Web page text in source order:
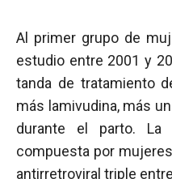
Al primer grupo de
estudio entre 2001 y
tanda de tratamiento
más lamivudina, más
durante el parto. La
compuesta por
antirretroviral triple